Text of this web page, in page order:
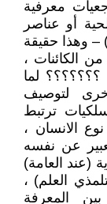
معرفية
أو عناصر
– وهذا حقيقة
الكائنات ،
؟؟؟؟؟؟؟ لما
لتوصيف
ترتبط
الانسان ،
عن نفسه
(عند العامة)
العلم) ،
المعرفة